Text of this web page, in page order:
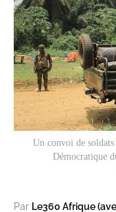
Un convoi de
Démocratique
Par Le360 Afrique